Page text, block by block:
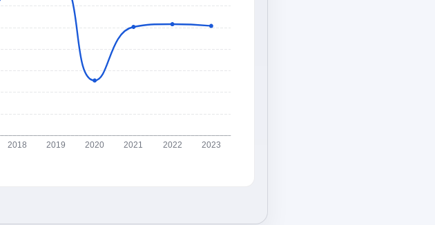
2018 2019 2020 2021 2022 2023